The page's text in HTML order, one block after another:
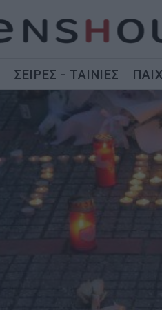
ΣΕΙΡΕΣ - ΤΑΙΝΙΕΣ